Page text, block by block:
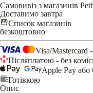
Самовивіз з магазинів
Доставимо завтра
Список магазинів
безкоштовно
Visa/Mastercard -
Післяплатою - без
Apple Pay або
Готівкою
Опис